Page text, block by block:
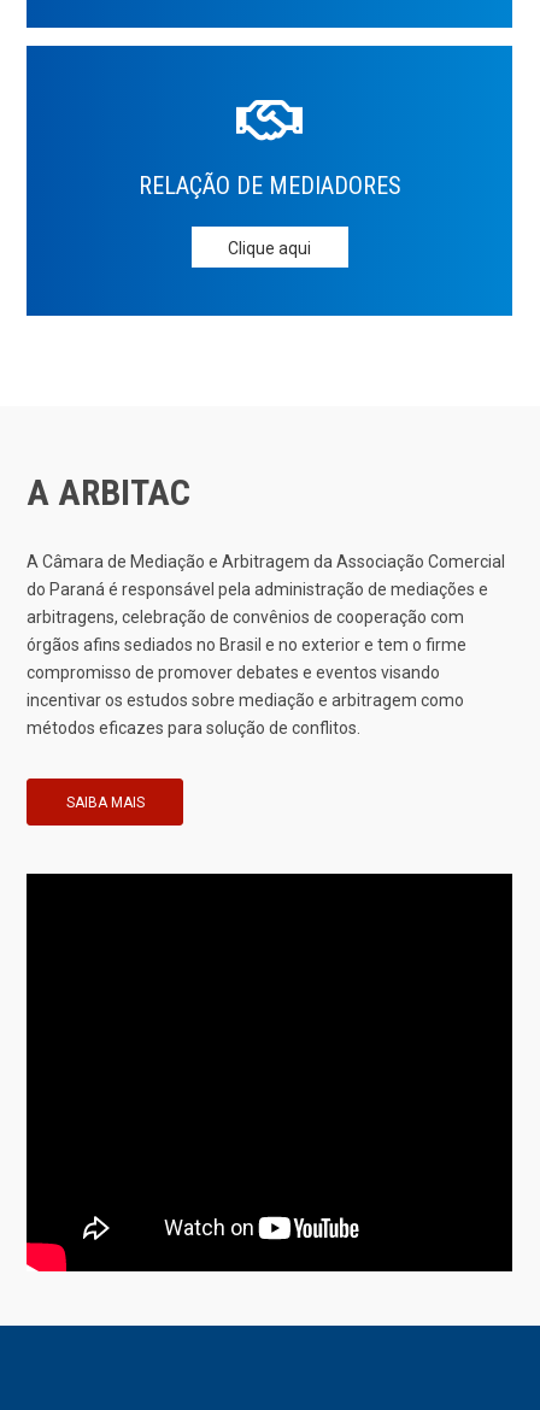
RELAÇÃO DE MEDIADORES
Clique aqui
A ARBITAC
A Câmara de Mediação e Arbitragem da Associação Comercial
do Paraná é responsável pela administração de mediações e
arbitragens, celebração de convênios de cooperação com
órgãos afins sediados no Brasil e no exterior e tem o firme
compromisso de promover debates e eventos visando
incentivar os estudos sobre mediação e arbitragem como
métodos eficazes para solução de conflitos.
SAIBA MAIS